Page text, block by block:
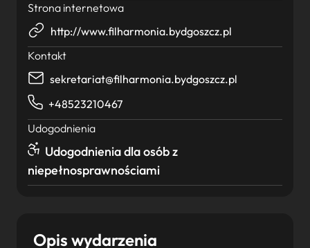
Opis wydarzenia
Strona internetowa
http://www.filharmonia.bydgoszcz.pl
Kontakt
sekretariat@filharmonia.bydgoszcz.pl
+48523210467
Udogodnienia
Udogodnienia dla osób z
niepełnosprawnościami